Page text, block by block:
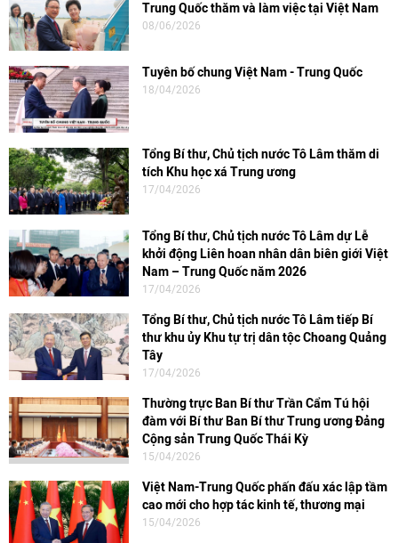
Trung Quốc thăm và làm việc tại Việt Nam
08/06/2026
Tuyên bố chung Việt Nam - Trung Quốc
18/04/2026
Tổng Bí thư, Chủ tịch nước Tô Lâm thăm di
tích Khu học xá Trung ương
17/04/2026
Tổng Bí thư, Chủ tịch nước Tô Lâm dự Lễ
khởi động Liên hoan nhân dân biên giới Việt
Nam – Trung Quốc năm 2026
17/04/2026
Tổng Bí thư, Chủ tịch nước Tô Lâm tiếp Bí
thư khu ủy Khu tự trị dân tộc Choang Quảng
Tây
17/04/2026
Thường trực Ban Bí thư Trần Cẩm Tú hội
đàm với Bí thư Ban Bí thư Trung ương Đảng
Cộng sản Trung Quốc Thái Kỳ
15/04/2026
Việt Nam-Trung Quốc phấn đấu xác lập tầm
cao mới cho hợp tác kinh tế, thương mại
15/04/2026